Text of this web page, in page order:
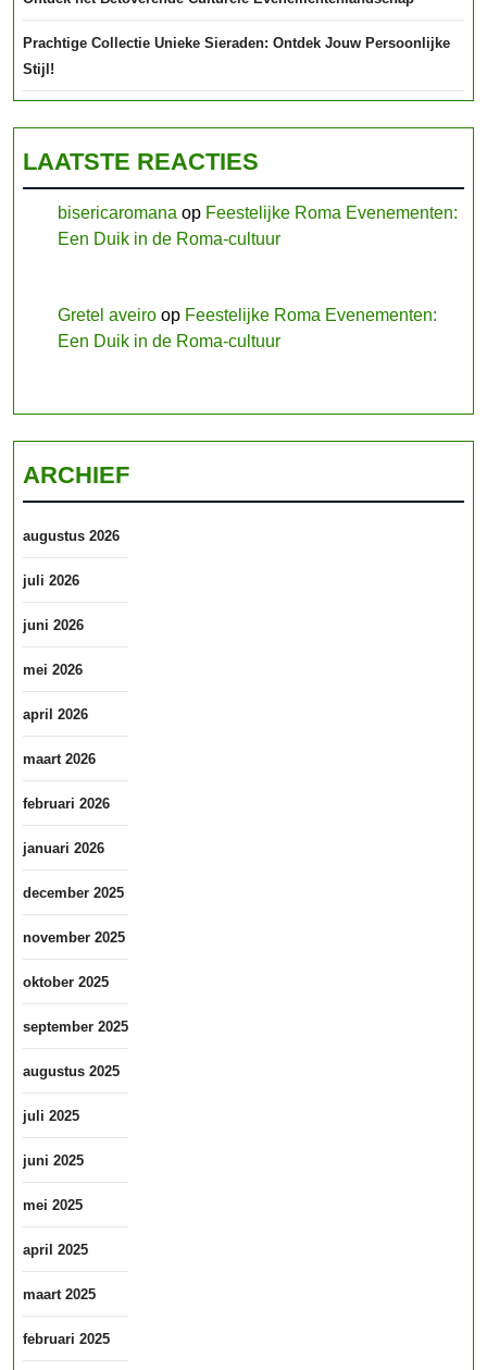
Prachtige Collectie Unieke Sieraden: Ontdek Jouw Persoonlijke
Stijl!
LAATSTE REACTIES
bisericaromana op Feestelijke Roma Evenementen:
Een Duik in de Roma-cultuur
Gretel aveiro op Feestelijke Roma Evenementen:
Een Duik in de Roma-cultuur
ARCHIEF
augustus 2026
juli 2026
juni 2026
mei 2026
april 2026
maart 2026
februari 2026
januari 2026
december 2025
november 2025
oktober 2025
september 2025
augustus 2025
juli 2025
juni 2025
mei 2025
april 2025
maart 2025
februari 2025